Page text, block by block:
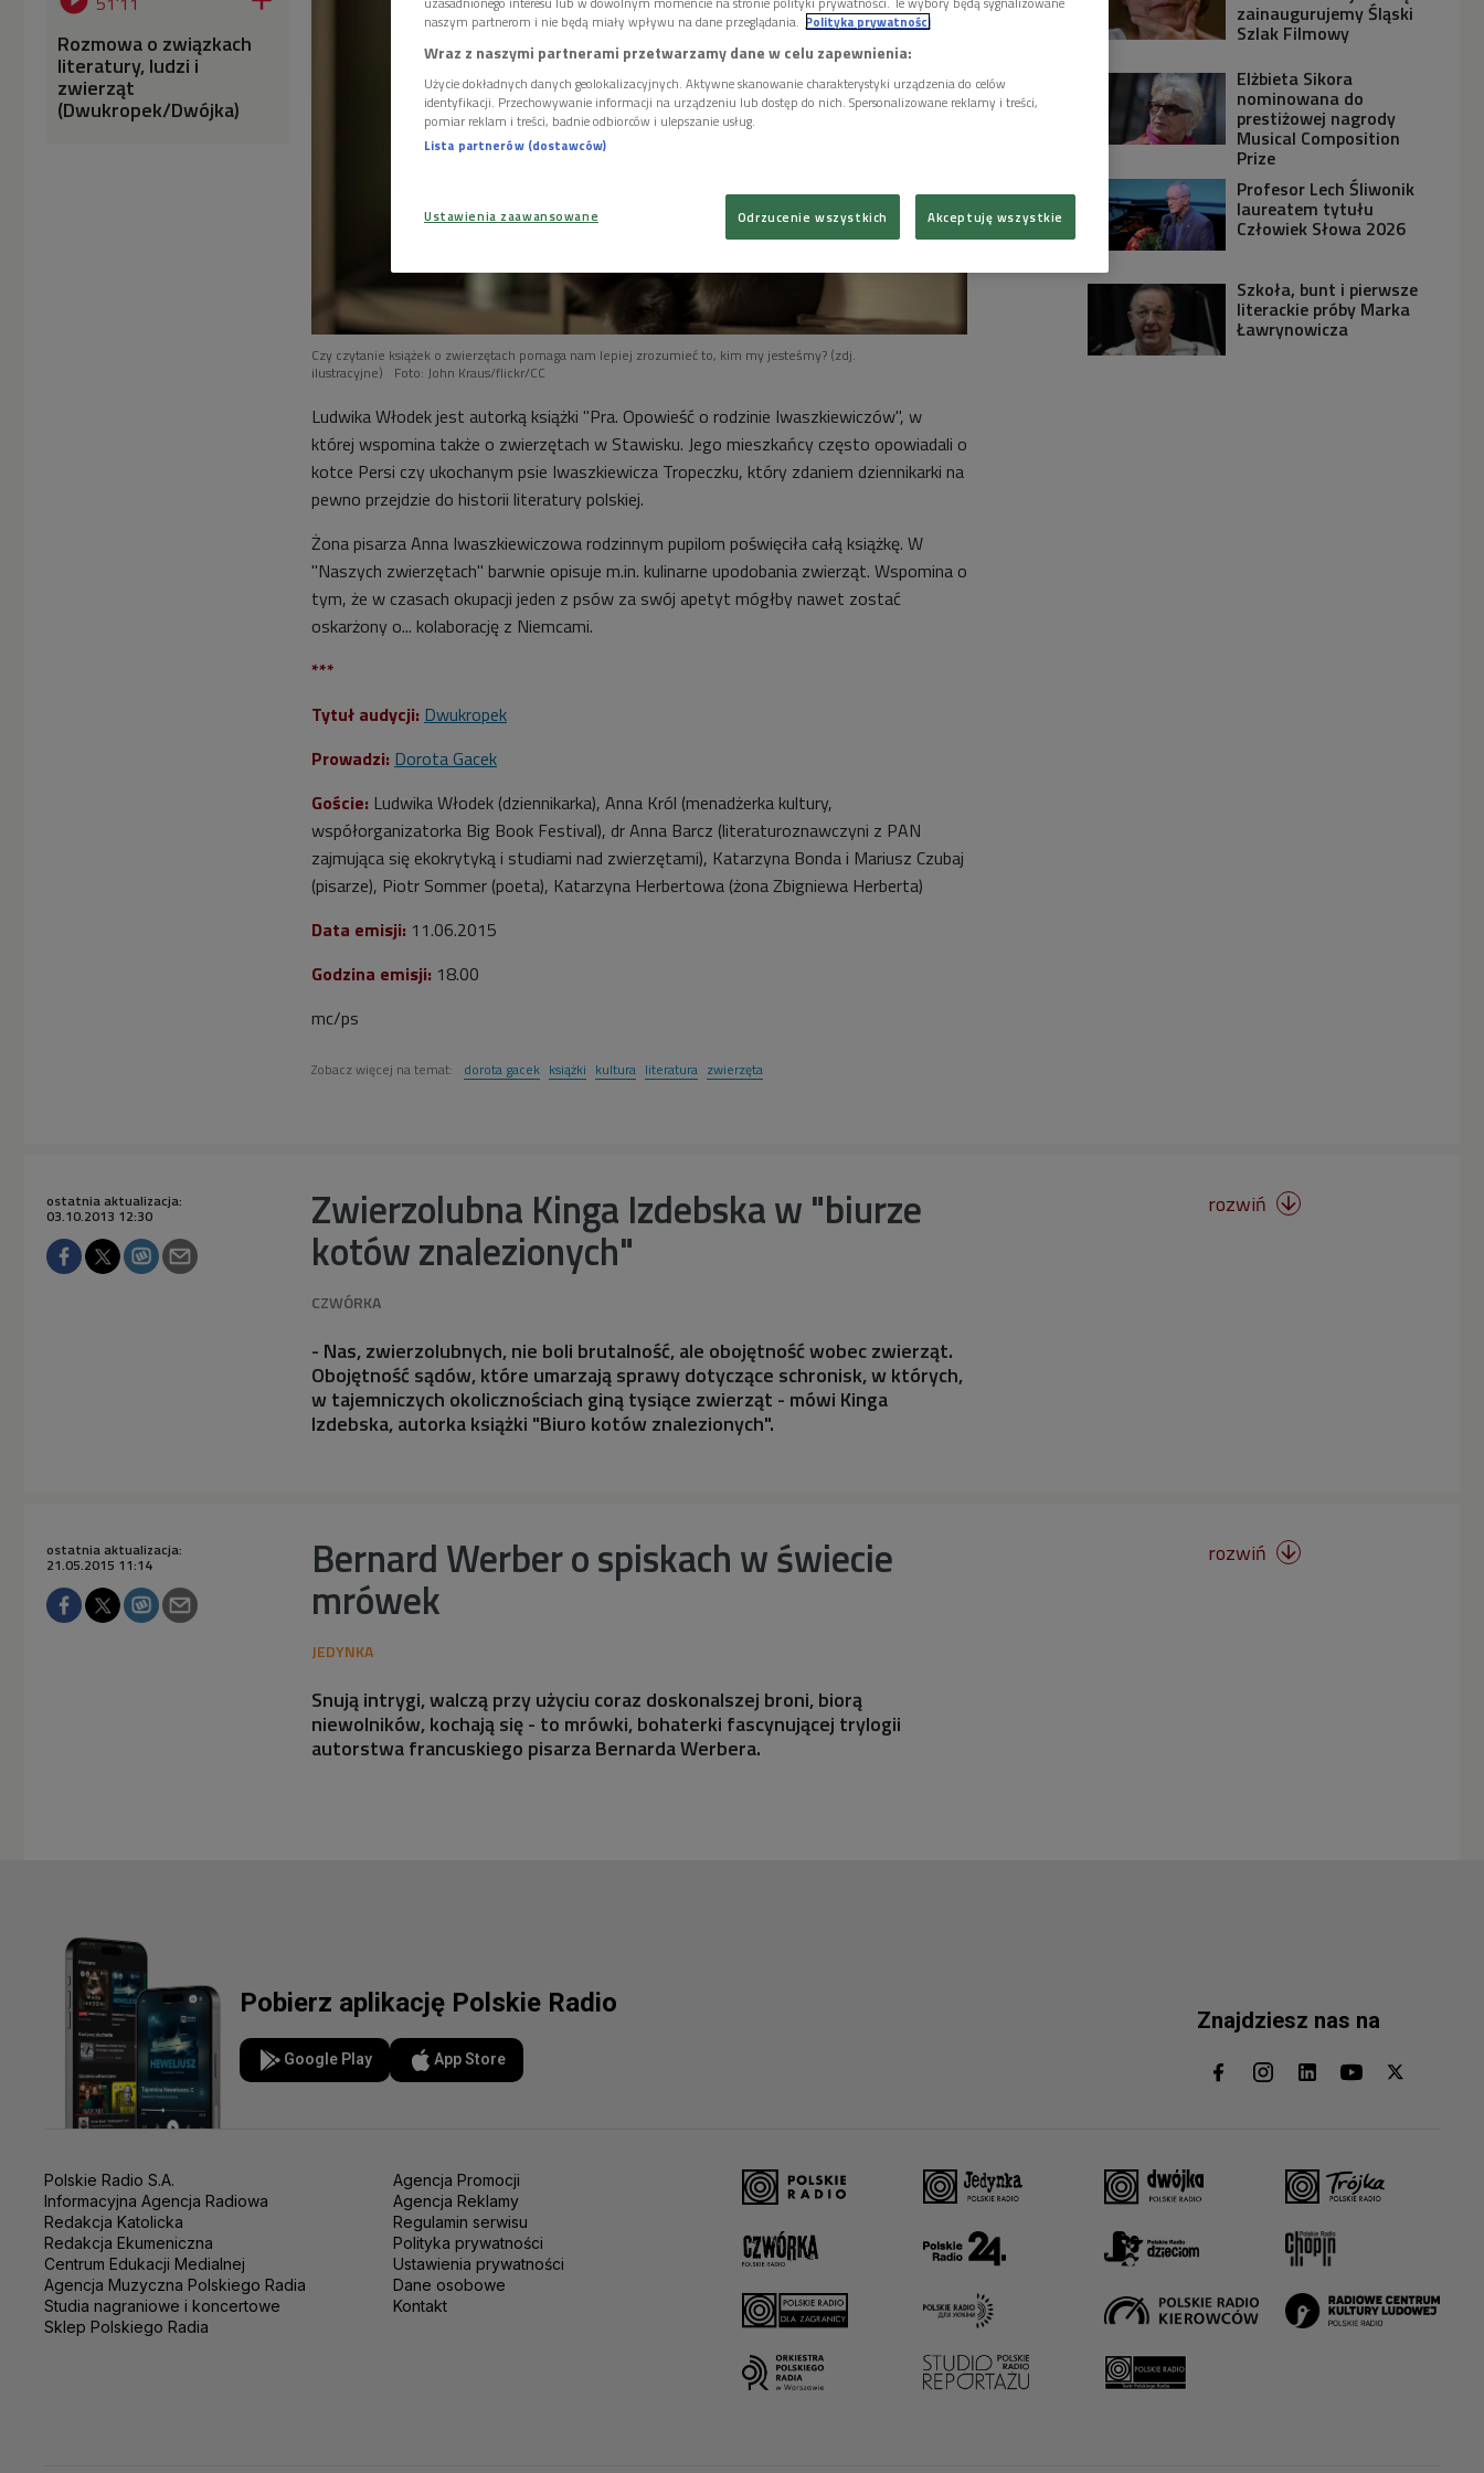
Rozmowa o związkach
literatury, ludzi i
zwierząt
(Dwukropek/Dwójka)
Czy czytanie książek o zwierzętach pomaga nam lepiej zrozumieć to, kim my jesteśmy? (zdj.
ilustracyjne)
Foto: John Kraus/flickr/CC
Ludwika Włodek jest autorką książki "Pra. Opowieść o rodzinie Iwaszkiewiczów", w
której wspomina także o zwierzętach w Stawisku. Jego mieszkańcy często opowiadali o
kotce Persi czy ukochanym psie Iwaszkiewicza Tropeczku, który zdaniem dziennikarki na
pewno przejdzie do historii literatury polskiej.
Żona pisarza Anna Iwaszkiewiczowa rodzinnym pupilom poświęciła całą książkę. W
"Naszych zwierzętach" barwnie opisuje m.in. kulinarne upodobania zwierząt. Wspomina o
tym, że w czasach okupacji jeden z psów za swój apetyt mógłby nawet zostać
oskarżony o... kolaborację z Niemcami.
***
Tytuł audycji: Dwukropek
Prowadzi: Dorota Gacek
Goście: Ludwika Włodek (dziennikarka), Anna Król (menadżerka kultury,
współorganizatorka Big Book Festival), dr Anna Barcz (literaturoznawczyni z PAN
zajmująca się ekokrytyką i studiami nad zwierzętami), Katarzyna Bonda i Mariusz Czubaj
(pisarze), Piotr Sommer (poeta), Katarzyna Herbertowa (żona Zbigniewa Herberta)
Data emisji: 11.06.2015
Godzina emisji: 18.00
mc/ps
Zobacz więcej na temat: dorota gacek książki kultura literatura zwierzęta
zainaugurujemy Śląski
Szlak Filmowy
Elżbieta Sikora
nominowana do
prestiżowej nagrody
Musical Composition
Prize
Profesor Lech Śliwonik
laureatem tytułu
Człowiek Słowa 2026
Szkoła, bunt i pierwsze
literackie próby Marka
Ławrynowicza
Zwierzolubna Kinga Izdebska w "biurze
kotów znalezionych"
ostatnia aktualizacja:
03.10.2013 12:30
- Nas, zwierzolubnych, nie boli brutalność, ale obojętność wobec zwierząt.
Obojętność sądów, które umarzają sprawy dotyczące schronisk, w których,
w tajemniczych okolicznościach giną tysiące zwierząt - mówi Kinga
Izdebska, autorka książki "Biuro kotów znalezionych".
rozwiń 
Bernard Werber o spiskach w świecie
mrówek
ostatnia aktualizacja:
21.05.2015 11:14
Snują intrygi, walczą przy użyciu coraz doskonalszej broni, biorą
niewolników, kochają się - to mrówki, bohaterki fascynującej trylogii
autorstwa francuskiego pisarza Bernarda Werbera.
rozwiń 
Pobierz aplikację Polskie Radio
Google Play App Store
Znajdziesz nas na
Polskie Radio S.A.
Informacyjna Agencja Radiowa
Redakcja Katolicka
Redakcja Ekumeniczna
Centrum Edukacji Medialnej
Agencja Muzyczna Polskiego Radia
Studia nagraniowe i koncertowe
Sklep Polskiego Radia
Agencja Promocji
Agencja Reklamy
Regulamin serwisu
Polityka prywatności
Ustawienia prywatności
Dane osobowe
Kontakt
naszym partnerom i nie będą miały wpływu na dane przeglądania. Polityka prywatności
Wraz z naszymi partnerami przetwarzamy dane w celu zapewnienia:
Użycie dokładnych danych geolokalizacyjnych. Aktywne skanowanie charakterystyki urządzenia do celów
identyfikacji. Przechowywanie informacji na urządzeniu lub dostęp do nich. Spersonalizowane reklamy i treści,
pomiar reklam i treści, badnie odbiorców i ulepszanie usług.
Lista partnerów (dostawców)
Ustawienia zaawansowane Odrzucenie wszystkich Akceptuję wszystkie